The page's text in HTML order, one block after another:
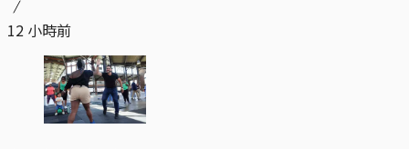
12 小時前